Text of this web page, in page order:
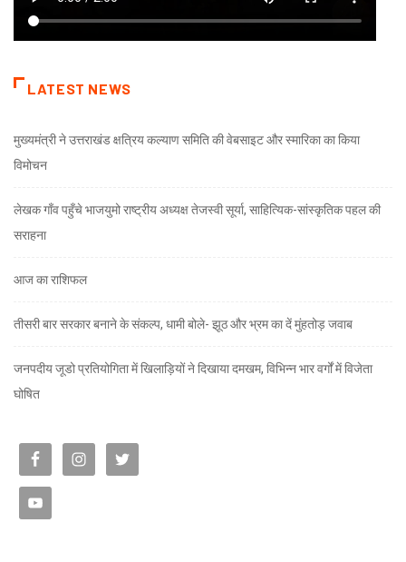
LATEST NEWS
मुख्यमंत्री ने उत्तराखंड क्षत्रिय कल्याण समिति की वेबसाइट और स्मारिका का किया
विमोचन
लेखक गाँव पहुँचे भाजयुमो राष्ट्रीय अध्यक्ष तेजस्वी सूर्या, साहित्यिक-सांस्कृतिक पहल की
सराहना
आज का राशिफल
तीसरी बार सरकार बनाने के संकल्प, धामी बोले- झूठ और भ्रम का दें मुंहतोड़ जवाब
जनपदीय जूडो प्रतियोगिता में खिलाड़ियों ने दिखाया दमखम, विभिन्न भार वर्गों में विजेता
घोषित